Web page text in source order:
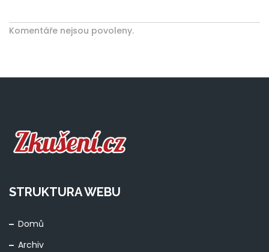
Komentáře nejsou povoleny.
STRUKTURA WEBU
Domů
Archiv